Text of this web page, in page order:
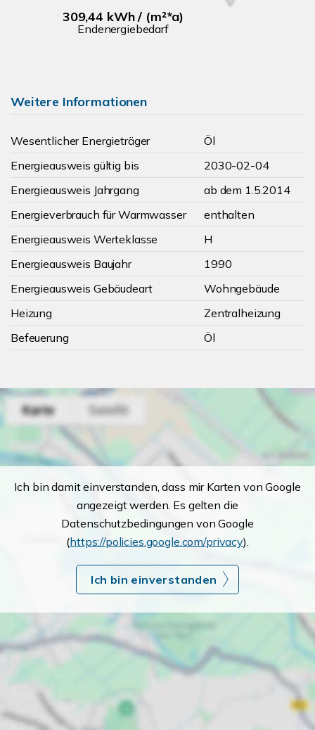
309,44 kWh / (m²*a)
Endenergiebedarf
Weitere Informationen
Wesentlicher Energieträger
Öl
Energieausweis gültig bis
2030-02-04
Energieausweis Jahrgang
ab dem 1.5.2014
Energieverbrauch für Warmwasser
enthalten
Energieausweis Werteklasse
H
Energieausweis Baujahr
1990
Energieausweis Gebäudeart
Wohngebäude
Heizung
Zentralheizung
Befeuerung
Öl
Ich bin damit einverstanden, dass mir Karten von Google
angezeigt werden. Es gelten die
Datenschutzbedingungen von Google
(https://policies.google.com/privacy).
Ich bin einverstanden